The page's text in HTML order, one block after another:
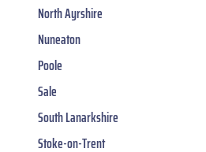
North Ayrshire
Nuneaton
Poole
Sale
South Lanarkshire
Stoke-on-Trent